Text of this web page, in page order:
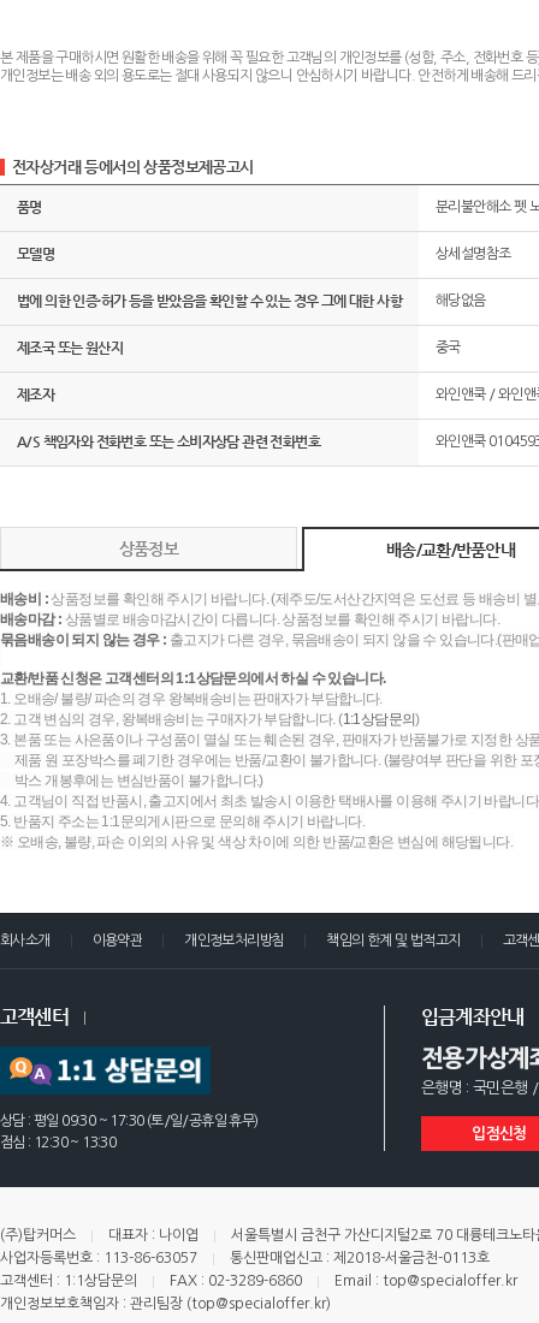
본 제품을 구매하시면 원활한 배송을 위해 꼭 필요한 고객님의 개인정보를 (성함, 주소, 전화번호
개인정보는 배송 외의 용도로는 절대 사용되지 않으니 안심하시기 바랍니다. 안전하게 배송해 드
전자상거래 등에서의 상품정보제공고시
품명 분리불안해소 펫
모델명 상세설명참조
법에 의한 인증·허가 등을 받았음을 확인할 수 있는 경우 그에 대한 사항 해당없음
제조국 또는 원산지 중국
제조자 와인앤쿡 / 와인앤
A/S 책임자와 전화번호 또는 소비자상담 관련 전화번호 와인앤쿡
상품정보 배송/교환/반품안내
배송비 :상품정보를 확인해 주시기 바랍니다. (제주도/도서산간지역은 도선료 등 배송비
배송마감 : 상품별로 배송마감시간이 다릅니다. 상품정보를 확인해 주시기 바랍니다.
묶음배송이 되지 않는 경우 : 출고지가 다른 경우, 묶음배송이 되지 않을 수 있습니다.(판
교환/반품 신청은 고객센터의 1:1상담문의에서 하실 수 있습니다.
1. 오배송/ 불량/ 파손의 경우 왕복배송비는 판매자가 부담합니다.
2. 고객 변심의 경우, 왕복배송비는 구매자가 부담합니다. (1:1상담문의)
3. 본품 또는 사은품이나 구성품이 멸실 또는 훼손된 경우, 판매자가 반품불가로 지정한 상
제품 원 포장박스를 폐기한 경우에는 반품/교환이 불가합니다. (불량여부 판단을 위한
박스 개봉후에는 변심반품이 불가합니다.)
4. 고객님이 직접 반품시, 출고지에서 최초 발송시 이용한 택배사를 이용해 주시기 바랍니
5. 반품지 주소는 1:1문의게시판으로 문의해 주시기 바랍니다.
※ 오배송, 불량, 파손 이외의 사유 및 색상 차이에 의한 반품/교환은 변심에 해당됩니다.
회사소개 이용약관 개인정보처리방침 책임의 한계 및 법적고지 고객
고객센터
상담 : 평일 09:30 ~ 17:30 (토/일/공휴일 휴무)
점심 : 12:30 ~ 13:30
입금계좌안내
전용가상계
은행명 : 국민은행
입점신청
(주)탑커머스 대표자 : 나이엽
서울특별시 금천구 가산디지털2로 70 대륭테크노
사업자등록번호 : 113-86-63057
통신판매업신고 : 제2018-서울금천-0113호
고객센터 : 1:1상담문의
FAX : 02-3289-6860
Email : top@specialoffer.kr
개인정보보호책임자 : 관리팀장 (top@specialoffer.kr)